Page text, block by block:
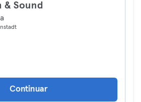
& Sound
Continuar